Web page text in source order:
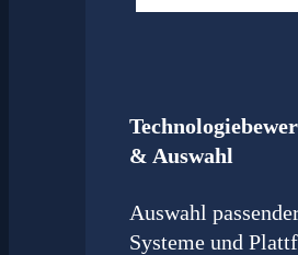
& Auswahl
Auswahl
Systeme und